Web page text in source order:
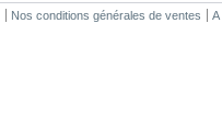
Nos conditions générales de ventes A